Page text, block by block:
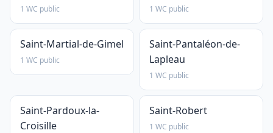
1 WC public 1 WC public
Saint-Martial-de-Gimel
1 WC public
Saint-Pantaléon-de-
Lapleau
1 WC public
Saint-Pardoux-la-
Croisille
Saint-Robert
1 WC public